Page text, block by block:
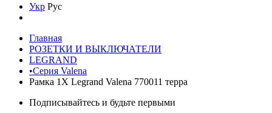
Укр Рус
Главная
РОЗЕТКИ И ВЫКЛЮЧАТЕЛИ
LEGRAND
•Серия Valena
Рамка 1Х Legrand Valena 770011 терра
Подписывайтесь и будьте первыми